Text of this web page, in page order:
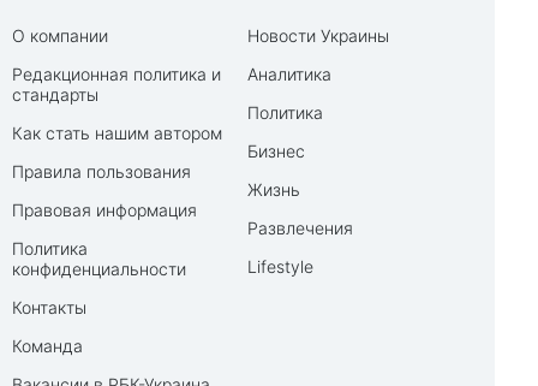
О компании
Редакционная политика и
стандарты
Как стать нашим автором
Правила пользования
Правовая информация
Политика
конфиденциальности
Контакты
Команда
Новости Украины
Аналитика
Политика
Бизнес
Жизнь
Развлечения
Lifestyle